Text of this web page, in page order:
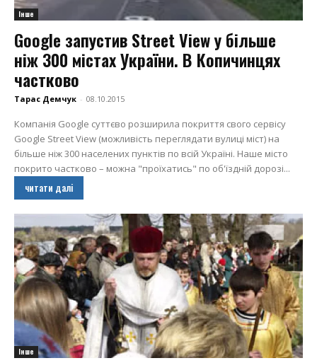
Інше
Google запустив Street View у більше
ніж 300 містах України. В Копичинцях
частково
Тарас Демчук - 08.10.2015
Компанія Google суттєво розширила покриття свого сервісу
Google Street View (можливість переглядати вулиці міст) на
більше ніж 300 населених пунктів по всій Україні. Наше місто
покрито частково – можна "проїхатись" по об'їздній дорозі...
читати далі
Інше